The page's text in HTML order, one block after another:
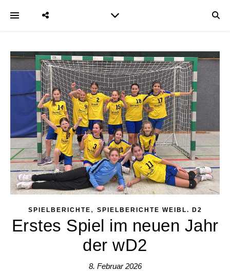
SPIELBERICHTE , SPIELBERICHTE WEIBL. D2
Erstes Spiel im neuen Jahr
der wD2
8. Februar 2026